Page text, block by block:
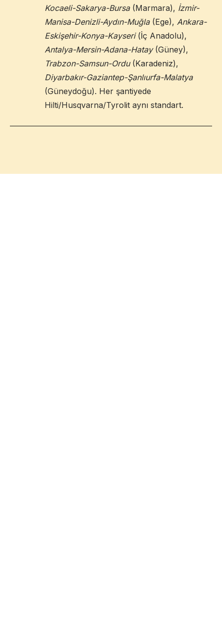
Kocaeli-Sakarya-Bursa(Marmara), İzmir-
Manisa-Denizli-Aydın-Muğla(Ege), Ankara-
Eskişehir-Konya-Kayseri(İç Anadolu),
Antalya-Mersin-Adana-Hatay(Güney),
Trabzon-Samsun-Ordu(Karadeniz),
Diyarbakır-Gaziantep-Şanlıurfa-Malatya
(Güneydoğu). Her şantiyede
Hilti/Husqvarna/Tyrolit aynı standart.